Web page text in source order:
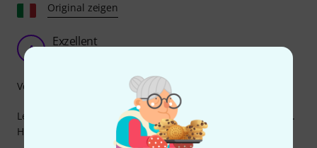
Original zeigen
A Exzellent
Leicht und sehr vielseitig, ideal für jedes Schlaginstrument.
Hervorragende Verarbeitung!
Verarbeitung